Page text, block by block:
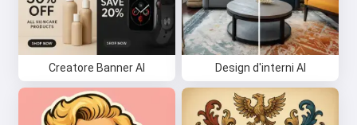
Creatore Banner AI Design d'interni AI